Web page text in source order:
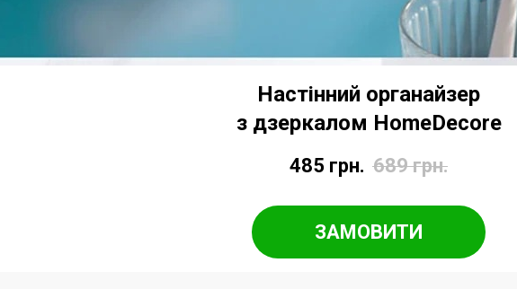
Настінний органайзер
з дзеркалом HomeDecore
485 грн. 689 грн.
ЗАМОВИТИ